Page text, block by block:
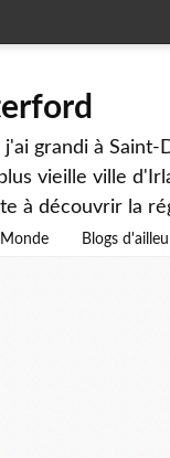
j'ai grandi à
vieille ville
à découvrir la
Blogs